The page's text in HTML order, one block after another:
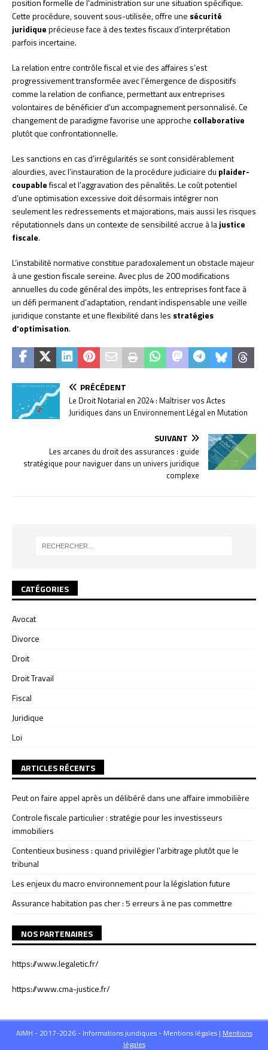
position formelle de l’administration sur une situation spécifique.
Cette procédure, souvent sous-utilisée, offre une sécurité
juridiqueprécieuse face à des textes fiscaux d’interprétation
parfois incertaine.
La relation entre contrôle fiscal et vie des affaires s’est
progressivement transformée avec l’émergence de dispositifs
comme la relation de confiance, permettant aux entreprises
volontaires de bénéficier d’un accompagnement personnalisé. Ce
changement de paradigme favorise une approche collaborative
plutôt que confrontationnelle.
Les sanctions en cas d’irrégularités se sont considérablement
alourdies, avec l’instauration de la procédure judiciaire du plaider-
coupablefiscal et l’aggravation des pénalités. Le coût potentiel
d’une optimisation excessive doit désormais intégrer non
seulement les redressements et majorations, mais aussi les risques
réputationnels dans un contexte de sensibilité accrue à lajustice
fiscale.
L’instabilité normative constitue paradoxalement un obstacle majeur
à une gestion fiscale sereine. Avec plus de 200 modifications
annuelles du code général des impôts, les entreprises font face à
un défi permanent d’adaptation, rendant indispensable une veille
juridique constante et une flexibilité dans les stratégies
d’optimisation.
PRÉCÉDENT
Le Droit Notarial en 2024 : Maîtriser vos Actes
Juridiques dans un Environnement Légal en Mutation
SUIVANT
Les arcanes du droit des assurances : guide
stratégique pour naviguer dans un univers juridique
complexe
CATÉGORIES
Avocat
Divorce
Droit
Droit Travail
Fiscal
Juridique
Loi
ARTICLES RÉCENTS
Peut on faire appel après un délibéré dans une affaire immobilière
Controle fiscale particulier : stratégie pour les investisseurs
immobiliers
Contentieux business : quand privilégier l’arbitrage plutôt que le
tribunal
Les enjeux du macro environnement pour la législation future
Assurance habitation pas cher : 5 erreurs à ne pas commettre
NOS PARTENAIRES
https://www.legaletic.fr/
https://www.cma-justice.fr/
AIMH - 2017-2026 - Informations juridiques - Mentions légales | Mentions
légales